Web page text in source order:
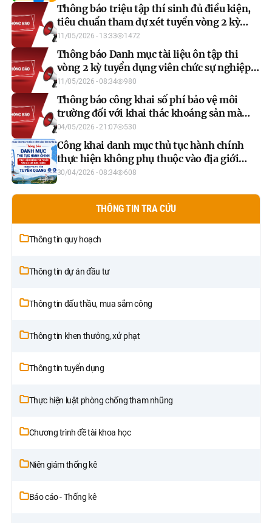
Thông báo triệu tập thí sinh đủ điều kiện,
tiêu chuẩn tham dự xét tuyển vòng 2 kỳ
tuyển dụng viên chức sự nghiệp Y tế năm
2025
11/05/2026 - 13:33 1472
Thông báo Danh mục tài liệu ôn tập thi
vòng 2 kỳ tuyển dụng viên chức sự nghiệp Y
tế năm 2025
11/05/2026 - 08:34 980
Thông báo công khai số phí bảo vệ môi
trường đối với khai thác khoáng sản mà
người nộp phí đã nộp năm 2025
04/05/2026 - 21:07 530
Công khai danh mục thủ tục hành chính
thực hiện không phụ thuộc vào địa giới
hành chính trong phạm vi tỉnh Tuyên
Quang
30/04/2026 - 08:34 608
THÔNG TIN TRA CỨU
Thông tin quy hoạch
Thông tin dự án đầu tư
Thông tin đấu thầu, mua sắm công
Thông tin khen thưởng, xử phạt
Thông tin tuyển dụng
Thực hiện luật phòng chống tham nhũng
Chương trình đề tài khoa học
Niên giám thống kê
Báo cáo - Thống kê